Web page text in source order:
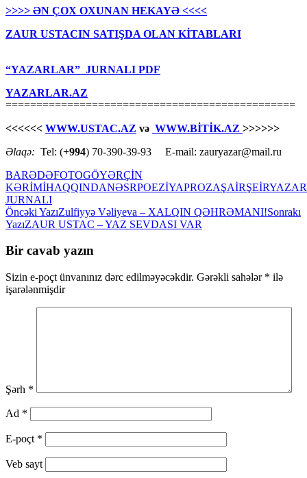
>>>> ƏN ÇOX OXUNAN HEKAYƏ <<<<
ZAUR USTACIN SATIŞDA OLAN KİTABLARI
“YAZARLAR” JURNALI PDF
YAZARLAR.AZ
===============================================
<<<<<< WWW.USTAC.AZ və WWW.BİTİK.AZ >>>>>>
Əlaqə: Tel: (+994) 70-390-39-93 E-mail: zauryazar@mail.ru
BARƏDƏFOTOGÖYƏRÇİN
KƏRİMİHAQQINDANƏSRPOEZİYAPROZAŞAİRŞEİRYAZAR
JURNALI
Yazılar
üzrə
naviqasiya
Öncəki YazıZulfiyyə Vəliyeva – XALQIN QƏHRƏMANI!Sonrakı
YazıZAUR USTAC – YAZ SEVDASI VAR
Bir cavab yazın
Sizin e-poçt ünvanınız dərc edilməyəcəkdir. Gərəkli sahələr * ilə
işarələnmişdir
Şərh *
Ad *
E-poçt *
Veb sayt